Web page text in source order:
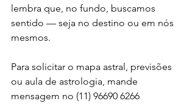
lembra que, no fundo, buscamos
sentido — seja no destino ou em nós
mesmos.
Para solicitar o mapa astral, previsões
ou aula de astrologia, mande
mensagem no (11) 96690 6266